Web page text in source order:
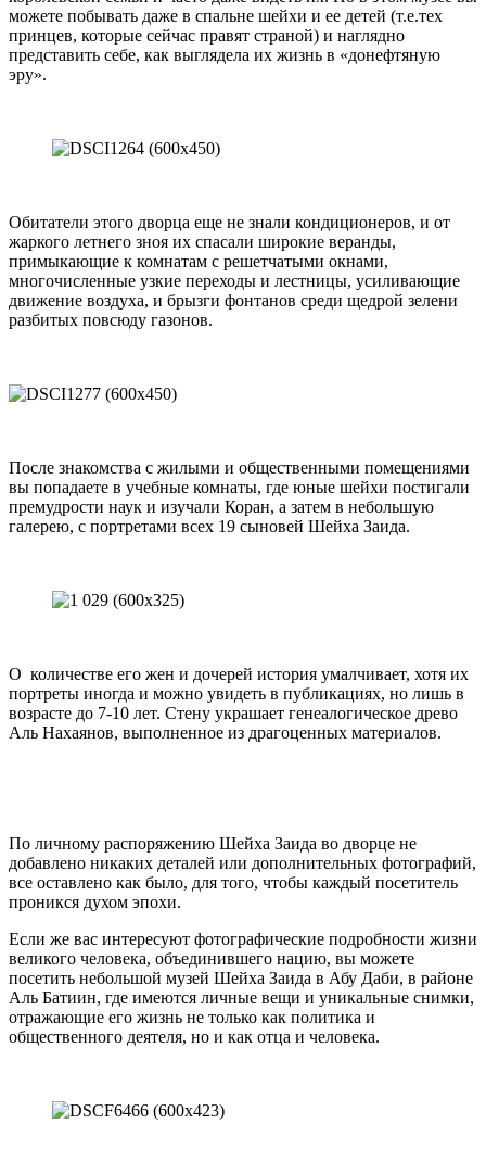
можете побывать даже в спальне шейхи и ее детей (т.е.тех
принцев, которые сейчас правят страной) и наглядно
представить себе, как выглядела их жизнь в «донефтяную
эру».
Обитатели этого дворца еще не знали кондиционеров, и от
жаркого летнего зноя их спасали широкие веранды,
примыкающие к комнатам с решетчатыми окнами,
многочисленные узкие переходы и лестницы, усиливающие
движение воздуха, и брызги фонтанов среди щедрой зелени
разбитых повсюду газонов.
После знакомства с жилыми и общественными помещениями
вы попадаете в учебные комнаты, где юные шейхи постигали
премудрости наук и изучали Коран, а затем в небольшую
галерею, с портретами всех 19 сыновей Шейха Заида.
О количестве его жен и дочерей история умалчивает, хотя их
портреты иногда и можно увидеть в публикациях, но лишь в
возрасте до 7-10 лет. Стену украшает генеалогическое древо
Аль Нахаянов, выполненное из драгоценных материалов.
По личному распоряжению Шейха Заида во дворце не
добавлено никаких деталей или дополнительных фотографий,
все оставлено как было, для того, чтобы каждый посетитель
проникся духом эпохи.
Eсли же вас интересуют фотографические подробности жизни
великого человека, объединившего нацию, вы можете
посетить небольшой музей Шейха Заида в Абу Даби, в районе
Аль Батиин, где имеются личные вещи и уникальные снимки,
отражающие его жизнь не только как политика и
общественного деятеля, но и как отца и человека.